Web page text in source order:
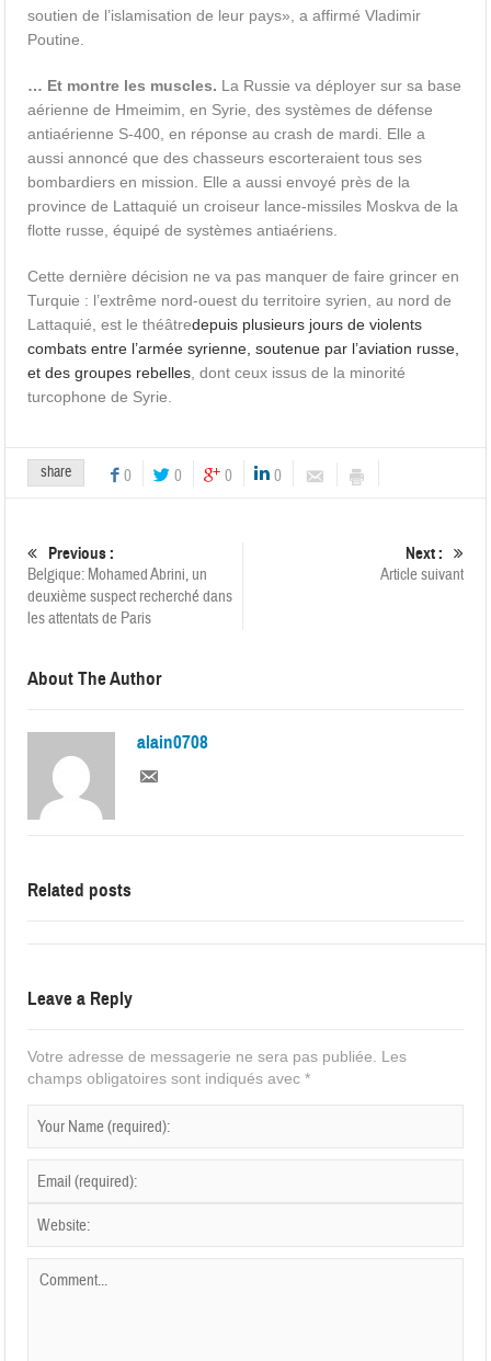
soutien de l’islamisation de leur pays», a affirmé Vladimir
Poutine.
… Et montre les muscles. La Russie va déployer sur sa base
aérienne de Hmeimim, en Syrie, des systèmes de défense
antiaérienne S-400, en réponse au crash de mardi. Elle a
aussi annoncé que des chasseurs escorteraient tous ses
bombardiers en mission. Elle a aussi envoyé près de la
province de Lattaquié un croiseur lance-missiles Moskva de la
flotte russe, équipé de systèmes antiaériens.
Cette dernière décision ne va pas manquer de faire grincer en
Turquie : l’extrême nord-ouest du territoire syrien, au nord de
Lattaquié, est le théâtredepuis plusieurs jours de violents
combats entre l’armée syrienne, soutenue par l’aviation russe,
et des groupes rebelles , dont ceux issus de la minorité
turcophone de Syrie.
share 0 0 0 0
Previous :
Belgique: Mohamed Abrini, un
deuxième suspect recherché dans
les attentats de Paris
Next :
Article suivant
About The Author
alain0708
Related posts
Leave a Reply
Votre adresse de messagerie ne sera pas publiée.
Les
champs obligatoires sont indiqués avec*